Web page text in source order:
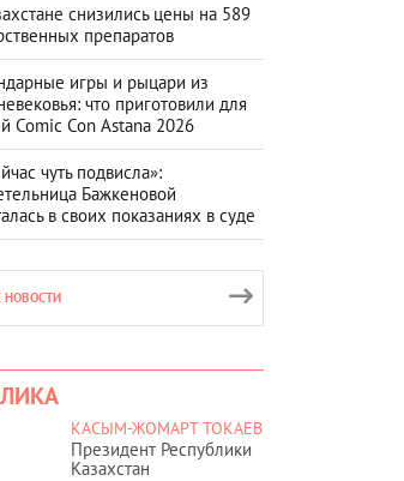
снизились цены на 589
препаратов
игры и рыцари из
что приготовили для
Comic Con Astana 2026
чуть подвисла»:
Бажкеновой
в своих показаниях в суде
НОВОСТИ
КАСЫМ-ЖОМАРТ ТОКАЕВ
Президент Республики
Казахстан